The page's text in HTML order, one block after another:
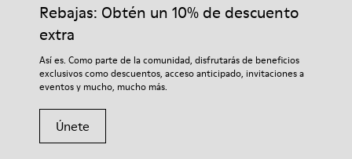
garantizará que duren más tiempo.
Si deseas obtener información detallada sobre cómo cuidar de
tu par, visita nuestraGuía para el cuidado del calzado.
Rebajas: Obtén un 10% de descuento
extra
Así es. Como parte de la comunidad, disfrutarás de beneficios
exclusivos como descuentos, acceso anticipado, invitaciones a
eventos y mucho, mucho más.
Únete